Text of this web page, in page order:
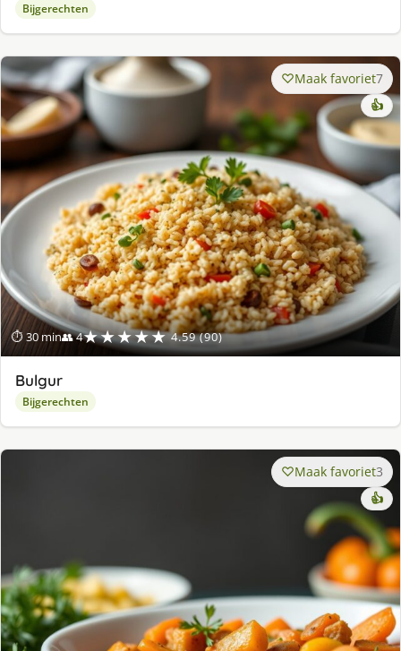
Bijgerechten
⏱ 30 min👥 4★★★★★ 4.59 (90)
Maak favoriet7
👍
Bulgur
Bijgerechten
Maak favoriet3
👍